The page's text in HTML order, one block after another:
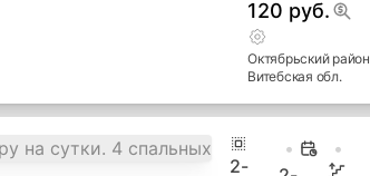
120 руб.
Октябрьскийрайон
Витебская обл.
2-